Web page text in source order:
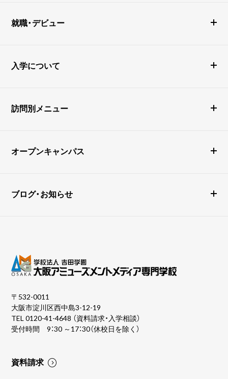
就職・デビュー
入学について
訪問別メニュー
オープンキャンパス
ブログ・お知らせ
〒532-0011
大阪市淀川区西中島3-12-19
TEL0120-41-4648 （資料請求・入学相談）
受付時間 9：30 ～17：30（休校日を除く）
資料請求